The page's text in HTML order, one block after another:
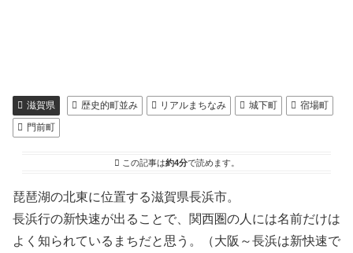
滋賀県 歴史的町並み リアルまちなみ 城下町
宿場町
門前町
この記事は約4分で読めます。
琵琶湖の北東に位置する滋賀県長浜市。
長浜行の新快速が出ることで、関西圏の人には名前だけは
よく知られているまちだと思う。（大阪～長浜は新快速で